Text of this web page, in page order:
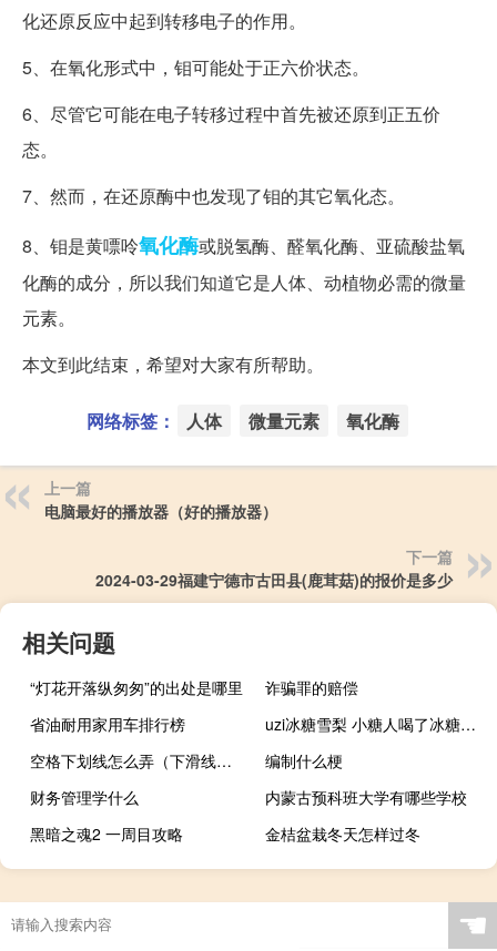
化还原反应中起到转移电子的作用。
5、在氧化形式中，钼可能处于正六价状态。
6、尽管它可能在电子转移过程中首先被还原到正五价
态。
7、然而，在还原酶中也发现了钼的其它氧化态。
8、钼是黄嘌呤氧化酶或脱氢酶、醛氧化酶、亚硫酸盐氧
化酶的成分，所以我们知道它是人体、动植物必需的微量
元素。
本文到此结束，希望对大家有所帮助。
网络标签： 人体 微量元素 氧化酶
上一篇
电脑最好的播放器（好的播放器）
下一篇
2024-03-29福建宁德市古田县(鹿茸菇)的报价是多少
相关问题
“灯花开落纵匆匆”的出处是哪里
诈骗罪的赔偿
省油耐用家用车排行榜
uzi冰糖雪梨 小糖人喝了冰糖雪梨?什么梗
空格下划线怎么弄（下滑线怎么弄）
编制什么梗
财务管理学什么
内蒙古预科班大学有哪些学校
黑暗之魂2 一周目攻略
金桔盆栽冬天怎样过冬
☚